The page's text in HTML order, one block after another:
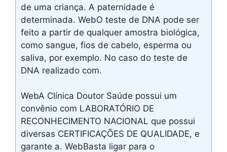
de uma criança. A paternidade é
determinada. WebO teste de DNA pode ser
feito a partir de qualquer amostra biológica,
como sangue, fios de cabelo, esperma ou
saliva, por exemplo. No caso do teste de
DNA realizado com.
WebA Clínica Doutor Saúde possui um
convênio com LABORATÓRIO DE
RECONHECIMENTO NACIONAL que possui
diversas CERTIFICAÇÕES DE QUALIDADE, e
garante a. WebBasta ligar para o